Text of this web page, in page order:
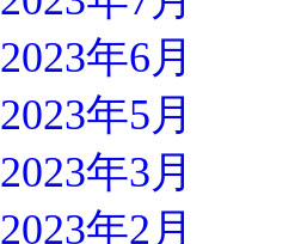
2023年6月
2023年5月
2023年3月
2023年2月